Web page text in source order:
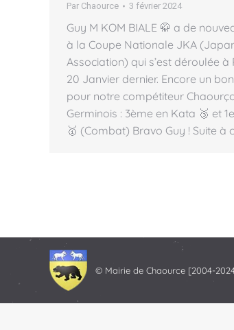
Par Chaource 3 février 2024
Guy M KOM BIALE 🥋 a de
à la Coupe Nationale JKA
Association) qui s’est déroulée à
20 Janvier dernier. Encore un
pour notre compétiteur
Germinois : 3ème en Kata 🥉 et
🥇 (Combat) Bravo Guy ! Suite à
© Mairie de Chaource [2004-